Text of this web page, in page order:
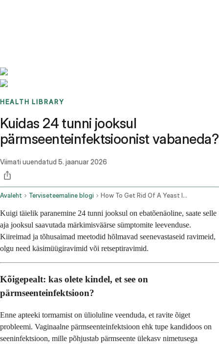
HEALTH LIBRARY
Kuidas 24 tunni jooksul
pärmseenteinfektsioonist vabaneda?
Viimati uuendatud 5. jaanuar 2026
Avaleht Terviseteemaline blogi How To Get Rid Of A Yeast Infection In 24 Hours
Kuigi täielik paranemine 24 tunni jooksul on ebatõenäoline, saate selle
aja jooksul saavutada märkimisväärse sümptomite leevenduse.
Kiireimad ja tõhusaimad meetodid hõlmavad seenevastaseid ravimeid,
olgu need käsimüügiravimid või retseptiravimid.
Kõigepealt: kas olete kindel, et see on
pärmseenteinfektsioon?
Enne apteeki tormamist on ülioluline veenduda, et ravite õiget
probleemi. Vaginaalne pärmseenteinfektsioon ehk tupe kandidoos on
seeninfektsioon, mille põhjustab pärmseente ülekasv nimetusega